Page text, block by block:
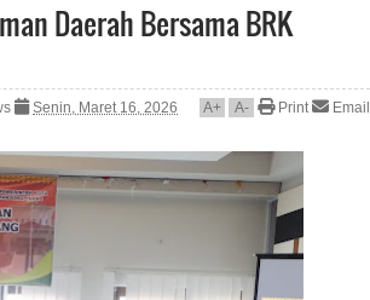
Daerah Bersama BRK
Senin, Maret 16, 2026 A+ A- Print Email